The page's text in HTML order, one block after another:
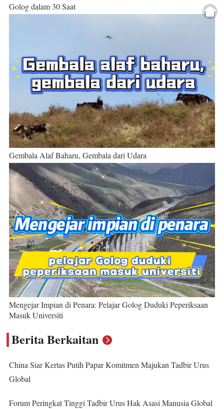
Golog dalam 30 Saat
Gembala Alaf Baharu, Gembala dari Udara
Mengejar Impian di Penara: Pelajar Golog Duduki Peperiksaan
Masuk Universiti
Berita Berkaitan
China Siar Kertas Putih Papar Komitmen Majukan Tadbir Urus
Global
Forum Peringkat Tinggi Tadbir Urus Hak Asasi Manusia Global